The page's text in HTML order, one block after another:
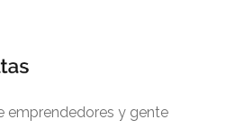
emprendedores y gente